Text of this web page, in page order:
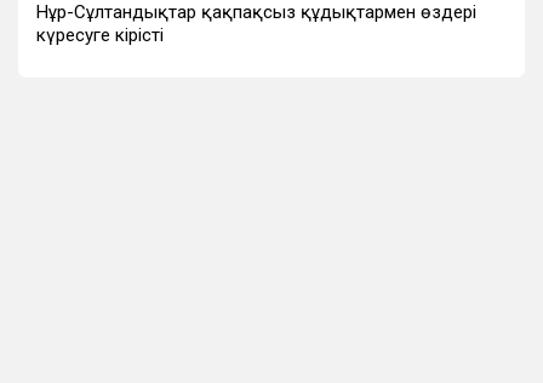
Нұр-Сұлтандықтар қақпақсыз құдықтармен өздері
күресуге кірісті